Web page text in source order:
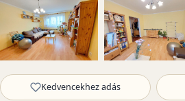
Kedvencekhez adás